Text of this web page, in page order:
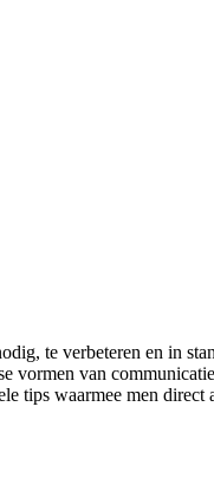
te verbeteren en in
van
tips waarmee men direct